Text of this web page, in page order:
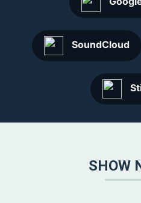
SoundCloud
SHOW